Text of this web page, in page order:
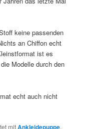
keine passenden
an Chiffon echt
ist es
Modelle durch den
echt auch nicht
mitAnkleidepuppe,